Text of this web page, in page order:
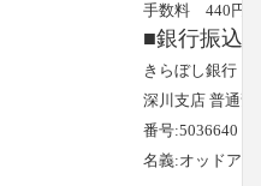
手数料 440円と
■銀行振込
きらぼし銀行
深川支店 普通預
番号:5036640
名義:オッドア